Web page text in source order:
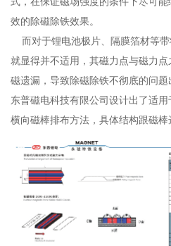
效的除磁除铁效果。
而对于锂电池极片、隔膜箔材等
就显得并不适用，其磁力点与磁力
磁遗漏，导致除磁除铁不彻底的问
东普磁电科技有限公司设计出了适
横向磁棒排布方法，具体结构跟磁棒